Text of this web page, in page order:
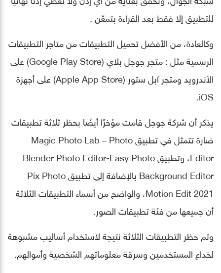
للتطبيق إلا فقط بعد القراءة بتمعّن .
وكالعادة، من الأفضل تحميل التطبيقات من متاجر التطبيقات
الرسمية مثل : متجر جوجل بلاي (Google Play Store) على
الأندرويد ومتجر آبل ستور (Apple App Store) على أجهزة
iOS.
يذكر أن شركة جوجل قامت مؤخرًا أيضًا بحظر ثلاثة تطبيقات
ضارة تتمثل في تطبيق Magic Photo Lab – Photo
Editor، وتطبيق Blender Photo Editor-Easy Photo
Background Editor بالإضافة إلى تطبيق Pix Photo
Motion Edit 2021، والواضح من أسماء التطبيقات الثلاثة
أن جميعها من فئة تطبيقات الصور.
وتم حظر التطبيقات الثلاثة نتيجة لاستخدام أساليب مشبوهة
لخداع المستخدمين وسرقة معلوماتهم الشخصية وأموالهم.